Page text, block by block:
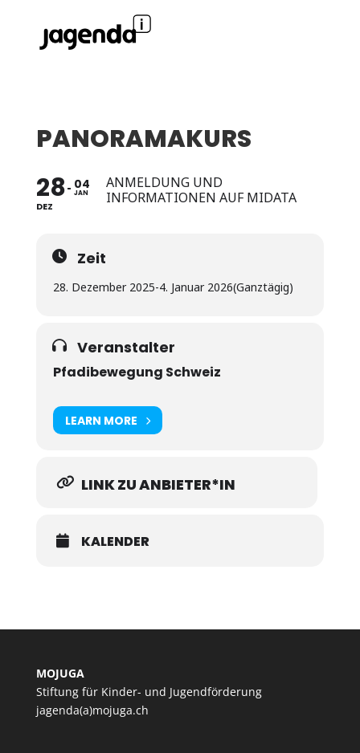
PANORAMAKURS
28
DEZ
04
JAN
ANMELDUNG UND
INFORMATIONEN AUF MIDATA
Zeit
28. Dezember 2025-4. Januar 2026(Ganztägig)
Veranstalter
Pfadibewegung Schweiz
LEARN MORE
LINK ZU ANBIETER*IN
KALENDER
MOJUGA
Stiftung für Kinder- und Jugendförderung
jagenda(a)mojuga.ch